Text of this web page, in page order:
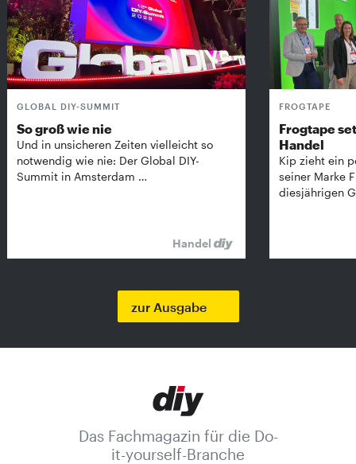
GLOBAL DIY-SUMMIT
So groß wie nie
Und in unsicheren Zeiten vielleicht so
notwendig wie nie: Der Global DIY-
Summit in Amsterdam …
Handel
FROGTAPE
Frogtape
Handel
Kip zieht ein
seiner Marke
diesjährigen
zur Ausgabe
Das Fachmagazin für die Do-
it-yourself-Branche